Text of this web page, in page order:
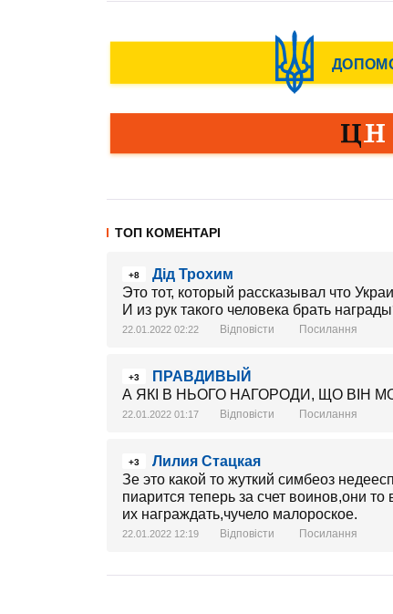
ТОП КОМЕНТАРІ
+8
Дід Трохим
Это тот, который рассказывал что
И из рук такого человека брать
22.01.2022 02:22 Відповісти Посилання
+3
ПРАВДИВЫЙ
А ЯКІ В НЬОГО НАГОРОДИ, ЩО ВІН
22.01.2022 01:17 Відповісти Посилання
+3
Лилия Стацкая
Зе это какой то жуткий симбеоз
пиарится теперь за счет воинов,они
их награждать,чучело малороское.
22.01.2022 12:19 Відповісти Посилання